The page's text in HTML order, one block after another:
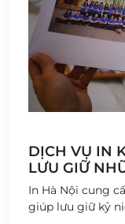
DỊCH VỤ IN
LƯU GIỮ
NHỚ
In Hà Nội cung
giúp lưu giữ kỷ